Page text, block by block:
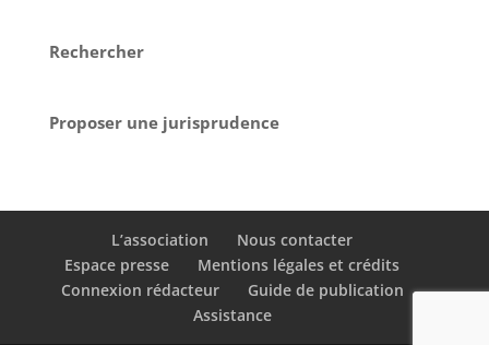
Rechercher
Proposer une jurisprudence
L’association
Nous contacter
Espace presse
Mentions légales et crédits
Connexion rédacteur
Guide de publication
Assistance